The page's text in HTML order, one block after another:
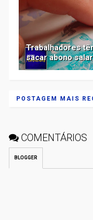
Trabalhadores
sacar abono
POSTAGEM MAIS
COMENTÁRIOS
BLOGGER